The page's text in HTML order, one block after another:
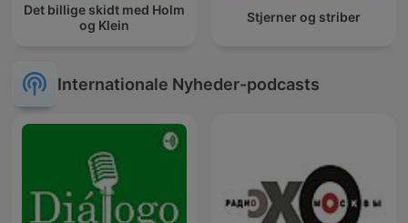
Det billige skidt med Holm
og Klein
Stjerner og striber
Internationale Nyheder-podcasts